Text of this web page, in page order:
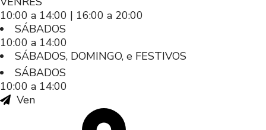
10:00 a 14:00 | 16:00 a 20:00
SÁBADOS
10:00 a 14:00
SÁBADOS, DOMINGO, e FESTIVOS
SÁBADOS
10:00 a 14:00
Ven